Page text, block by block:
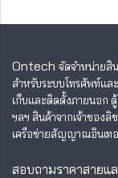
Ontech จัดจำหน่ายสิ
สำหรับระบบโทรศัพท์แ
เก็บและติดตั้งภายนอก
ฯลฯ สินค้าจากเจ้าของ
เครือข่ายสัญญาณอินเทอ
สอบถามราคาสายแ